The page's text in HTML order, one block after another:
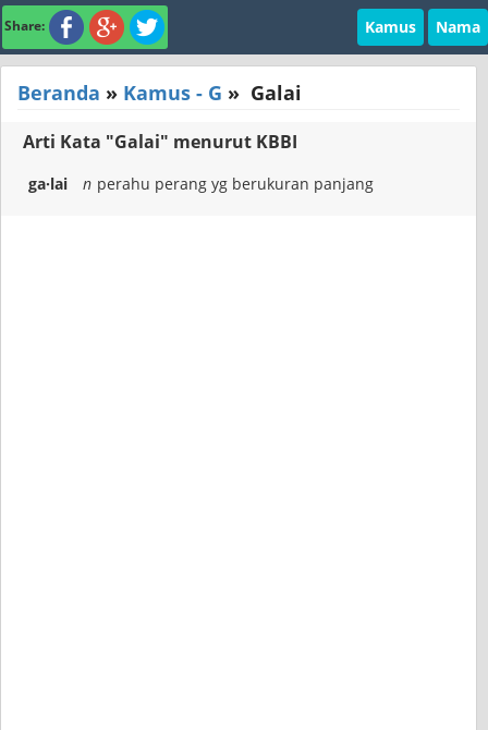
Share: Kamus Nama
Beranda » Kamus - G » Galai
Arti Kata "Galai" menurut KBBI
ga·lai n perahu perang yg berukuran panjang